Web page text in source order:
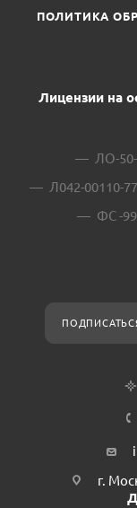
ПОЛИТИКА
Лицензии на
ЛО-50-
Л042-00110-
ФС -
г.